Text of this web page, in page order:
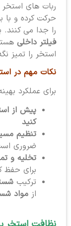
ربات های
حرکت کرده و
را جدا می
فیلتر داخلی
استخر را تمیز
نکات مهم در
برای عملکرد
پیش از
کنید
تنظیم
ضروری
تخلیه و
برای حفظ
ترکیب
از مواد